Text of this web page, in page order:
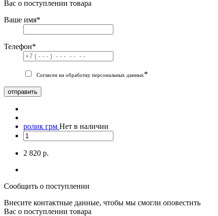
Вас о поступлении товара
Ваше имя*
Телефон*
Согласен на обработку персональных данных*
отправить
ролик грм Нет в наличии
2 820 р.
Сообщить о поступлении
Внесите контактные данные, чтобы мы смогли оповестить
Вас о поступлении товара